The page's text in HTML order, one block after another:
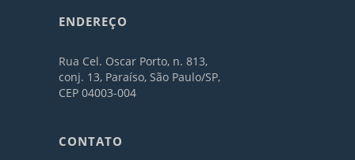
ENDEREÇO
Rua Cel. Oscar Porto, n. 813,
conj. 13, Paraíso, São Paulo/SP,
CEP 04003-004
CONTATO